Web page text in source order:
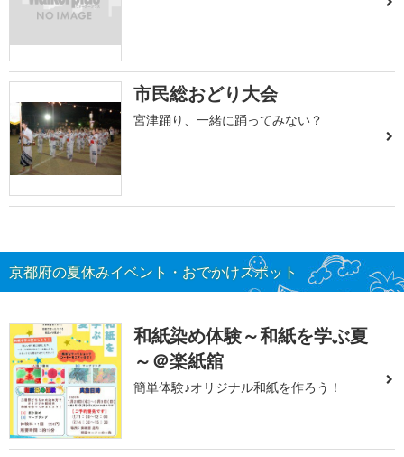
市民総おどり大会
宮津踊り、一緒に踊ってみない？
京都府の夏休みイベント・おでかけスポット
和紙染め体験～和紙を学ぶ夏
～＠楽紙舘
簡単体験♪オリジナル和紙を作ろう！